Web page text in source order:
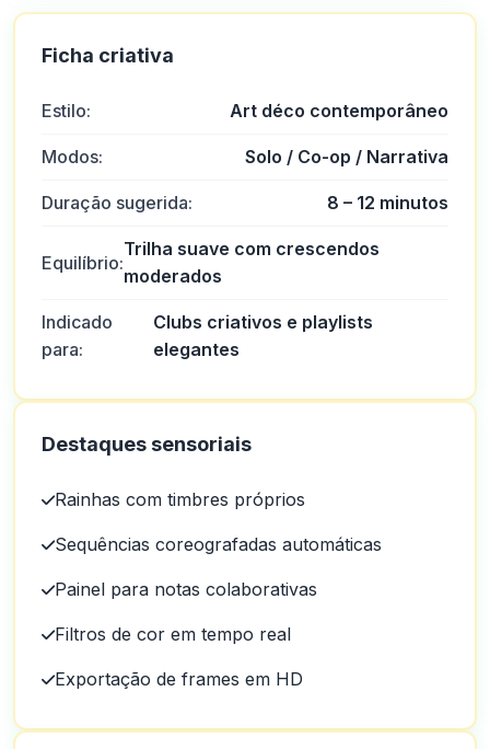
Ficha criativa
Estilo: Art déco contemporâneo
Modos: Solo / Co-op / Narrativa
Duração sugerida: 8 – 12 minutos
Equilíbrio:
Trilha suave com crescendos
moderados
Indicado
para:
Clubs criativos e playlists
elegantes
Destaques sensoriais
Rainhas com timbres próprios
Sequências coreografadas automáticas
Painel para notas colaborativas
Filtros de cor em tempo real
Exportação de frames em HD